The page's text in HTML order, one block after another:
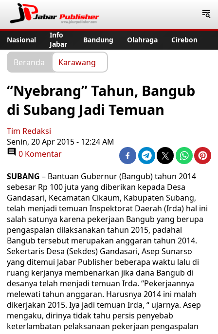
Nasional
Info
Jabar
Bandung Olahraga Cirebon
Beranda Karawang
“Nyebrang” Tahun, Bangub
di Subang Jadi Temuan
Tim Redaksi
Senin, 20 Apr 2015 - 12:24 AM
0 Komentar
SUBANG – Bantuan Gubernur (Bangub) tahun 2014
sebesar Rp 100 juta yang diberikan kepada Desa
Gandasari, Kecamatan Cikaum, Kabupaten Subang,
telah menjadi temuan Inspektorat Daerah (Irda) hal ini
salah satunya karena pekerjaan Bangub yang berupa
pengaspalan dilaksanakan tahun 2015, padahal
Bangub tersebut merupakan anggaran tahun 2014.
Sekertaris Desa (Sekdes) Gandasari, Asep Sunarso
yang ditemui Jabar Publisher beberapa waktu lalu di
ruang kerjanya membenarkan jika dana Bangub di
desanya telah menjadi temuan Irda. “Pekerjaannya
melewati tahun anggaran. Harusnya 2014 ini malah
dikerjakan 2015. Iya jadi temuan Irda, “ ujarnya. Asep
mengaku, dirinya tidak tahu persis penyebab
keterlambatan pelaksanaan pekerjaan pengaspalan